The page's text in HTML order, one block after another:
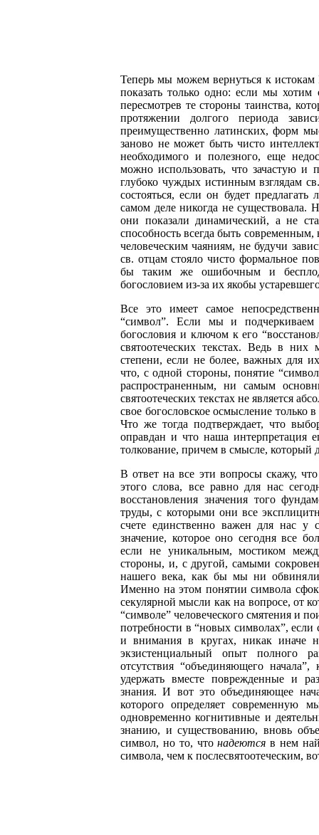
Теперь мы можем вернуться к
показать только одно: если мы
пересмотрев те стороны таинства,
протяжении долгого периода
преимущественно латинских, форм
заново не может быть чисто
необходимого и полезного, еще
можно использовать, что зачастую и
глубоко чуждых истинным взглядам
состояться, если он будет
самом деле никогда не существовала.
они показали динамический, а не
способность всегда быть
человеческим чаяниям, не будучи
св. отцам стояло чисто формальное
бы таким же ошибочным и
богословием из-за их якобы
Все это имеет самое
“символ”. Если мы и подчеркиваем
богословия и ключом к его
святоотеческих текстах. Ведь в
степени, если не более, важных для
что, с одной стороны, понятие
распространенным, ни самым
святоотеческих текстах не является
свое богословское осмысление только
Что же тогда подтверждает, что
оправдан и что наша интерпретация
толкование, причем в смысле, который
В ответ на все эти вопросы скажу,
этого слова, все равно для нас
восстановления значения того
труды, с которыми они все
счете единственно важен для нас
значение, которое оно сегодня все
если не уникальным, мостиком
стороны, и, с другой, самыми
нашего века, как бы мы ни обвиняли
Именно на этом понятии символа
секулярной мысли как на вопросе, от
“символе” человеческого смятения и
потребности в “новых символах”,
и внимания в кругах, никак иначе
экзистенциальный опыт полного
отсутствия “объединяющего
удержать вместе поврежденные и
знания. И вот это объединяющее
которого определяет современную
одновременно когнитивные и
знанию, и существованию, вновь
символ, но то, чтонадеются в нем
символа, чем к послесвятоотеческим,